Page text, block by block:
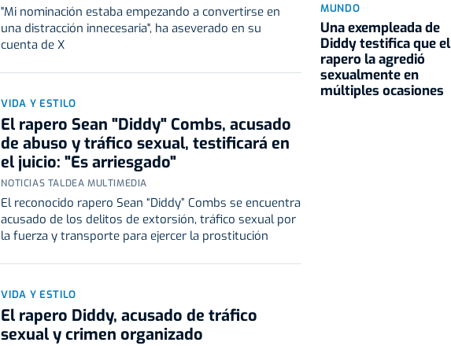
"Mi nominación estaba empezando a convertirse en
una distracción innecesaria", ha aseverado en su
cuenta de X
VIDA Y ESTILO
El rapero Sean "Diddy" Combs, acusado
de abuso y tráfico sexual, testificará en
el juicio: "Es arriesgado"
NOTICIAS TALDEA MULTIMEDIA
El reconocido rapero Sean “Diddy” Combs se encuentra
acusado de los delitos de extorsión, tráfico sexual por
la fuerza y transporte para ejercer la prostitución
VIDA Y ESTILO
El rapero Diddy, acusado de tráfico
sexual y crimen organizado
MUNDO
Una exempleada de
Diddy testifica que el
rapero la agredió
sexualmente en
múltiples ocasiones